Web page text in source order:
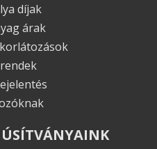
díjak
árak